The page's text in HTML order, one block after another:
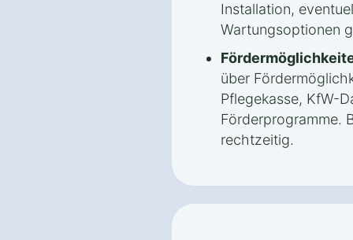
Installation,
Wartungsoptionen
über
Pflegekasse, KfW-
Förderprogramme.
rechtzeitig.